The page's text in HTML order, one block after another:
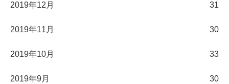
2019年12月 31
2019年11月 30
2019年10月 33
2019年9月 30